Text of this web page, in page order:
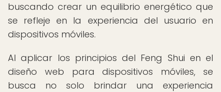
buscando crear un equilibrio energético que
se refleje en la experiencia del usuario en
dispositivos móviles.
Al aplicar los principios del Feng Shui en el
diseño web para dispositivos móviles, se
busca no solo brindar una experiencia